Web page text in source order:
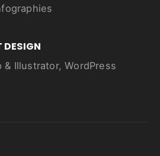
DESIGN
Illustrator, WordPress